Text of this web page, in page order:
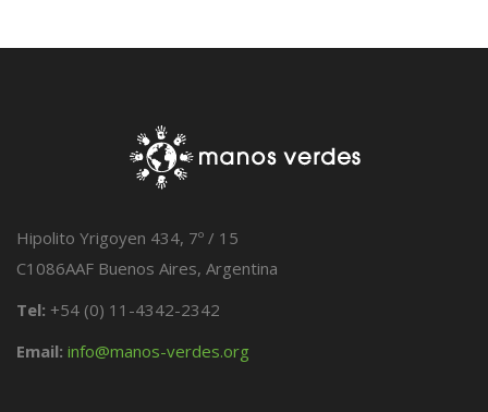
Hipolito Yrigoyen 434, 7º / 15
C1086AAF Buenos Aires, Argentina
Tel: +54 (0) 11-4342-2342
Email: info@manos-verdes.org